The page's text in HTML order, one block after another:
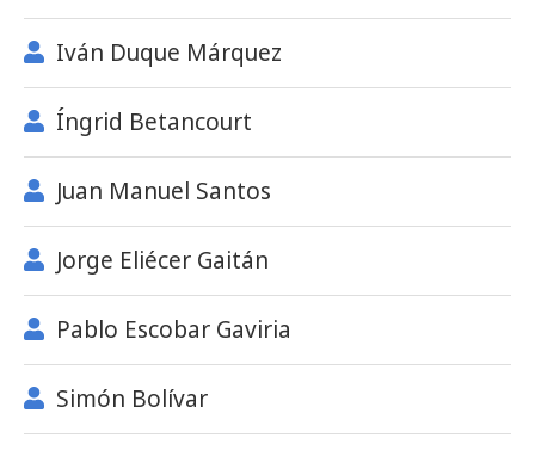
Iván Duque Márquez
Íngrid Betancourt
Juan Manuel Santos
Jorge Eliécer Gaitán
Pablo Escobar Gaviria
Simón Bolívar